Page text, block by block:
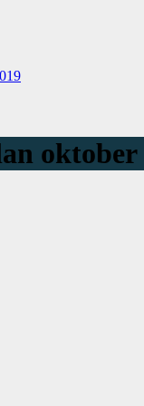
oktober